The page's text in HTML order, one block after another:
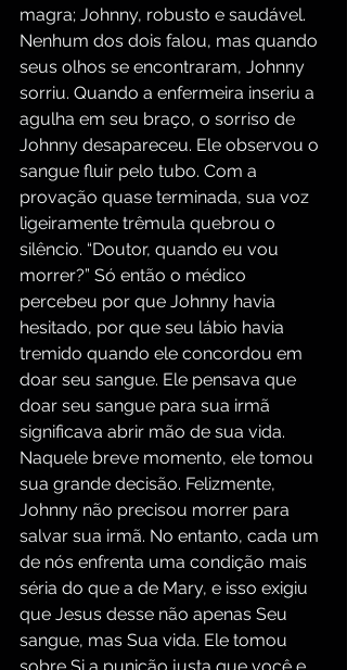
magra; Johnny, robusto e saudável.
Nenhum dos dois falou, mas quando
seus olhos se encontraram, Johnny
sorriu. Quando a enfermeira inseriu a
agulha em seu braço, o sorriso de
Johnny desapareceu. Ele observou o
sangue fluir pelo tubo. Com a
provação quase terminada, sua voz
ligeiramente trêmula quebrou o
silêncio. “Doutor, quando eu vou
morrer?” Só então o médico
percebeu por que Johnny havia
hesitado, por que seu lábio havia
tremido quando ele concordou em
doar seu sangue. Ele pensava que
doar seu sangue para sua irmã
significava abrir mão de sua vida.
Naquele breve momento, ele tomou
sua grande decisão. Felizmente,
Johnny não precisou morrer para
salvar sua irmã. No entanto, cada um
de nós enfrenta uma condição mais
séria do que a de Mary, e isso exigiu
que Jesus desse não apenas Seu
sangue, mas Sua vida. Ele tomou